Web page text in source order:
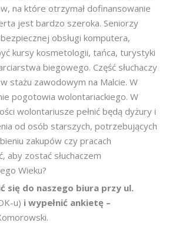
na które otrzymał dofinansowanie
jest bardzo szeroka. Seniorzy
obsługi komputera,
kursy kosmetologii, tańca, turystyki
biegowego. Część słuchaczy
stażu zawodowym na Malcie. W
pogotowia wolontariackiego. W
wolontariusze pełnić będą dyżury i
od osób starszych, potrzebujących
zakupów czy pracach
aby zostać słuchaczem
Wieku?
się do naszego biura przy ul.
u) i wypełnić ankietę –